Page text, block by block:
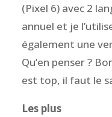
(Pixel 6) avec 2
annuel et je
également une
Qu’en penser ?
est top, il faut le
Les plus